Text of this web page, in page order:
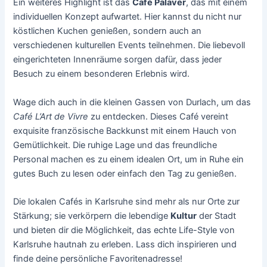
Ein weiteres Highlight ist dasCafé Palaver, das mit einem
individuellen Konzept aufwartet. Hier kannst du nicht nur
köstlichen Kuchen genießen, sondern auch an
verschiedenen kulturellen Events teilnehmen. Die liebevoll
eingerichteten Innenräume sorgen dafür, dass jeder
Besuch zu einem besonderen Erlebnis wird.
Wage dich auch in die kleinen Gassen von Durlach, um das
Café L’Art de Vivre zu entdecken. Dieses Café vereint
exquisite französische Backkunst mit einem Hauch von
Gemütlichkeit. Die ruhige Lage und das freundliche
Personal machen es zu einem idealen Ort, um in Ruhe ein
gutes Buch zu lesen oder einfach den Tag zu genießen.
Die lokalen Cafés in Karlsruhe sind mehr als nur Orte zur
Stärkung; sie verkörpern die lebendige Kultur der Stadt
und bieten dir die Möglichkeit, das echte Life-Style von
Karlsruhe hautnah zu erleben. Lass dich inspirieren und
finde deine persönliche Favoritenadresse!